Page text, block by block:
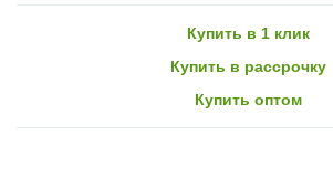
Купить в 1 клик
Купить в рассрочку
Купить оптом